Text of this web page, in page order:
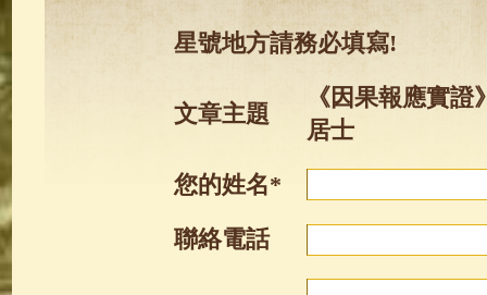
星號地方請務必填寫!
文章主題
《因果報應實
居士
您的姓名*
聯絡電話